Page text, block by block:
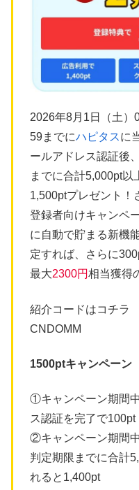
2026年8月1日（土）
59までにハピタスに
ールアドレス認証後
までに合計5,000pt以
1,500ptプレゼント！
登録者向けキャンペ
に自動で貯まる新機
定すれば、さらに
最大2300円相当獲得
紹介コードはコチラ
CNDOMM
1500ptキャンペーン
①キャンペーン期間
ス認証を完了で100pt
②キャンペーン期間
判定期限までに合計
れると1,400pt